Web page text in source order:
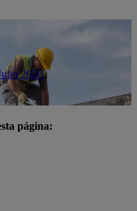
2026
página: